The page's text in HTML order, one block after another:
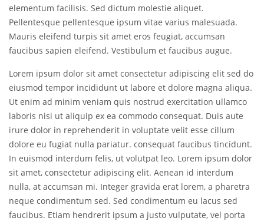
elementum facilisis. Sed dictum molestie aliquet.
Pellentesque pellentesque ipsum vitae varius malesuada.
Mauris eleifend turpis sit amet eros feugiat, accumsan
faucibus sapien eleifend. Vestibulum et faucibus augue.
Lorem ipsum dolor sit amet consectetur adipiscing elit sed do
eiusmod tempor incididunt ut labore et dolore magna aliqua.
Ut enim ad minim veniam quis nostrud exercitation ullamco
laboris nisi ut aliquip ex ea commodo consequat. Duis aute
irure dolor in reprehenderit in voluptate velit esse cillum
dolore eu fugiat nulla pariatur. consequat faucibus tincidunt.
In euismod interdum felis, ut volutpat leo. Lorem ipsum dolor
sit amet, consectetur adipiscing elit. Aenean id interdum
nulla, at accumsan mi. Integer gravida erat lorem, a pharetra
neque condimentum sed. Sed condimentum eu lacus sed
faucibus. Etiam hendrerit ipsum a justo vulputate, vel porta